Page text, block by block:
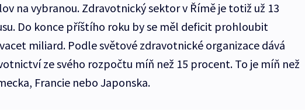
na vybranou. Zdravotnický sektor v Římě je totiž už 13
Do konce příštího roku by se měl deficit prohloubit
miliard. Podle světové zdravotnické organizace dává
ze svého rozpočtu míň než 15 procent. To je míň než
Francie nebo Japonska.